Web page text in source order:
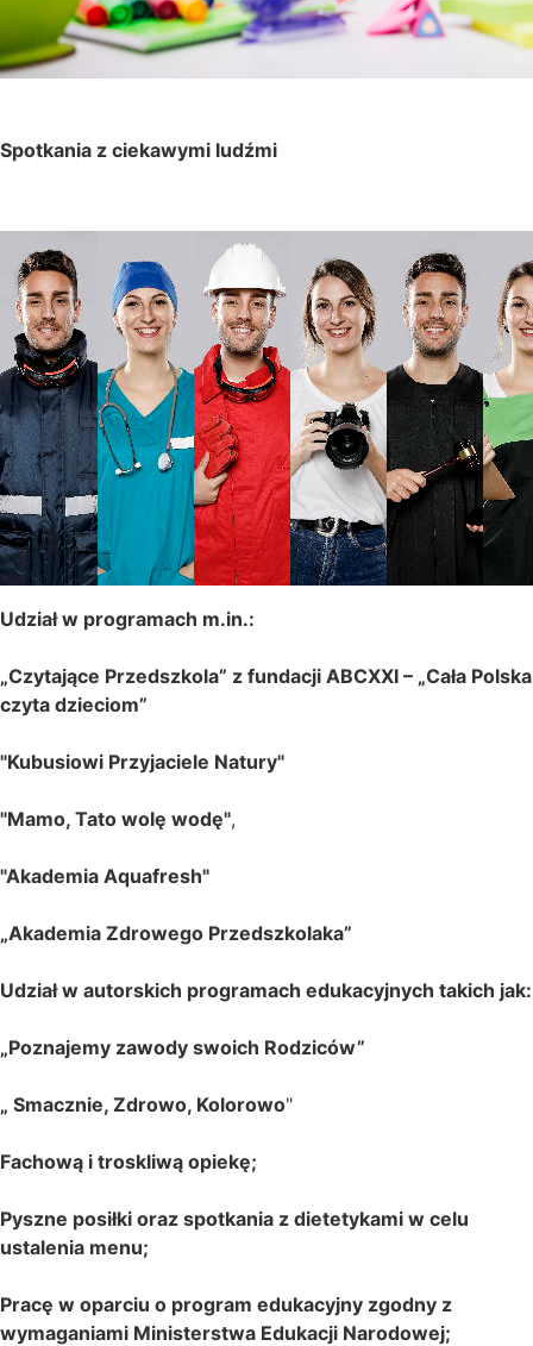
Spotkania z ciekawymi ludźmi
Udział w programach m.in.:
„Czytające Przedszkola” z fundacji ABCXXI – „Cała Polska
czyta dzieciom”
"Kubusiowi Przyjaciele Natury"
"Mamo, Tato wolę wodę",
"Akademia Aquafresh"
„Akademia Zdrowego Przedszkolaka”
Udział w autorskich programach edukacyjnych takich jak:
„Poznajemy zawody swoich Rodziców”
„ Smacznie, Zdrowo, Kolorowo"
Fachową i troskliwą opiekę;
Pyszne posiłki oraz spotkania z dietetykami w celu
ustalenia menu;
Pracę w oparciu o program edukacyjny zgodny z
wymaganiami Ministerstwa Edukacji Narodowej;